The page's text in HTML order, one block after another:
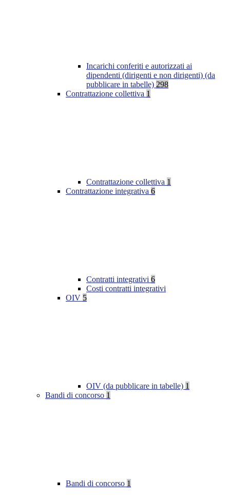
Incarichi conferiti e autorizzati ai
dipendenti (dirigenti e non dirigenti) (da
pubblicare in tabelle) 298
Contrattazione collettiva 1
Contrattazione collettiva 1
Contrattazione integrativa 6
Contratti integrativi 6
Costi contratti integrativi
OIV 5
OIV (da pubblicare in tabelle) 1
Bandi di concorso 1
Bandi di concorso 1